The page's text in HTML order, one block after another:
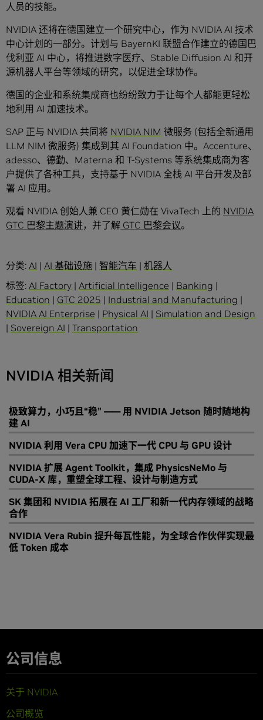
人员的技能。
NVIDIA 还将在德国建立一个研究中心，作为 NVIDIA AI 技术
中心计划的一部分。计划与 BayernKI 联盟合作建立的德国巴
伐利亚 AI 中心，将推进数字医疗、Stable Diffusion AI 和开
源机器人平台等领域的研究，以促进全球协作。
德国的企业和系统集成商也纷纷致力于让每个人都能更轻松
地利用 AI 加速技术。
SAP 正与 NVIDIA 共同将 NVIDIA NIM 微服务 (包括全新通用
LLM NIM 微服务) 集成到其 AI Foundation 中。Accenture、
adesso、德勤、Materna 和 T-Systems 等系统集成商为客
户提供了各种工具，支持基于 NVIDIA 全栈 AI 平台开发及部
署 AI 应用。
观看 NVIDIA 创始人兼 CEO 黄仁勋在 VivaTech 上的 NVIDIA
GTC 巴黎主题演讲，并了解 GTC 巴黎会议。
分类: AI | AI 基础设施 | 智能汽车 | 机器人
标签: AI Factory | Artificial Intelligence | Banking |
Education | GTC 2025 | Industrial and Manufacturing |
NVIDIA AI Enterprise | Physical AI | Simulation and Design
| Sovereign AI | Transportation
NVIDIA 相关新闻
极致算力，小巧且“稳” —— 用 NVIDIA Jetson 随时随地构
建 AI
NVIDIA 利用 Vera CPU 加速下一代 CPU 与 GPU 设计
NVIDIA 扩展 Agent Toolkit，集成 PhysicsNeMo 与
CUDA-X 库，重塑全球工程、设计与制造方式
SK 集团和 NVIDIA 拓展在 AI 工厂和新一代内存领域的战略
合作
NVIDIA Vera Rubin 提升每瓦性能，为全球合作伙伴实现最
低 Token 成本
公司信息
关于 NVIDIA
公司概览